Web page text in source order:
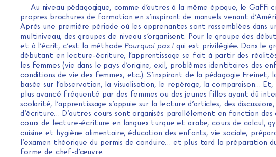
Au niveau pédagogique, comme d’autres à la même époque, le Gaffi
propres brochures de formation en s’inspirant de manuels venant
Après une première période où les apprenantes sont rassemblées dans
multiniveau, des groupes de niveau s’organisent. Pour le groupe des
et à l’écrit, c’est la méthode Pourquoi pas ! qui est privilégiée. Dans le
débutant en lecture-écriture, l’apprentissage se fait à partir des
les femmes (vie dans le pays d’origine, exil, problèmes identitaires des
conditions de vie des femmes, etc.). S’inspirant de la pédagogie Freinet,
basée sur l’observation, la visualisation, le repérage, la comparaison… Et,
plus avancé fréquenté par des femmes ou des jeunes filles ayant dû
scolarité, l’apprentissage s’appuie sur la lecture d’articles, des
d’écriture… D’autres cours sont organisés parallèlement en fonction des
cours de lecture-écriture en langues turque et arabe, cours de calcul,
cuisine et hygiène alimentaire, éducation des enfants, vie sociale,
l’examen théorique du permis de conduire… et plus tard la préparation
forme de chef-d’œuvre.